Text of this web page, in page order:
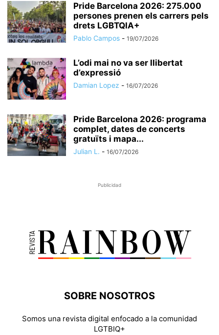
Pride Barcelona 2026: 275.000
persones prenen els carrers pels
drets LGBTQIA+
Pablo Campos - 19/07/2026
L’odi mai no va ser llibertat
d’expressió
Damian Lopez - 16/07/2026
Pride Barcelona 2026: programa
complet, dates de concerts
gratuïts i mapa...
Julian L. - 16/07/2026
Publicidad
SOBRE NOSOTROS
Somos una revista digital enfocado a la comunidad
LGTBIQ+